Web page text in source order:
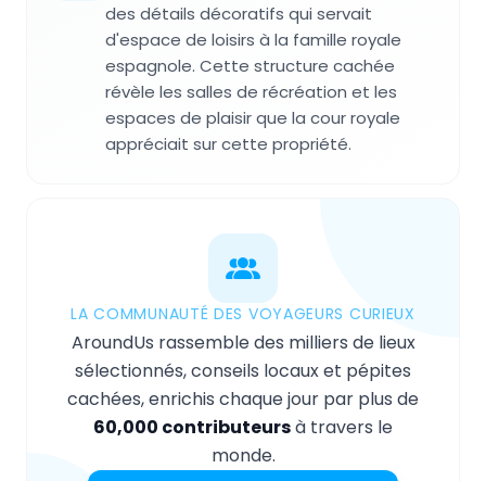
des détails décoratifs qui servait
d'espace de loisirs à la famille royale
espagnole. Cette structure cachée
révèle les salles de récréation et les
espaces de plaisir que la cour royale
appréciait sur cette propriété.
LA COMMUNAUTÉ DES VOYAGEURS CURIEUX
AroundUs rassemble des milliers de lieux
sélectionnés, conseils locaux et pépites
cachées, enrichis chaque jour par plus de
60,000 contributeursà travers le
monde.